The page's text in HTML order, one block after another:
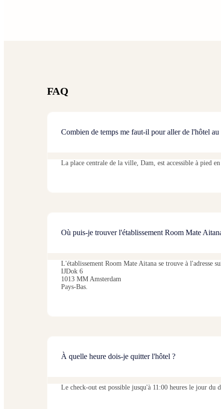
FAQ
Combien de temps me faut-il pour aller de l'hôtel
La place centrale de la ville, Dam, est accessible à pied en
Où puis-je trouver l'établissement Room Mate
L'établissement Room Mate Aitana se trouve à l'adresse
IJDok 6
1013 MM Amsterdam
Pays-Bas.
À quelle heure dois-je quitter l'hôtel ?
Le check-out est possible jusqu'à 11:00 heures le jour du